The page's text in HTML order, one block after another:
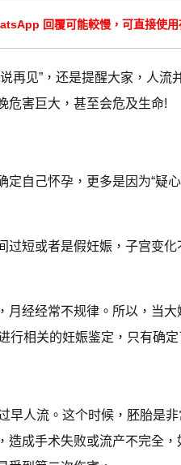
回覆可能較慢，可直接使用
见”，还是提醒大家，人流
危害巨大，甚至会危及生命!
己怀孕，更多是因为“疑心
短或者是假妊娠，子宫变化
经经常不规律。所以，当大
行相关的妊娠鉴定，只有确
人流。这个时候，胚胎是非
成手术失败或流产不完全